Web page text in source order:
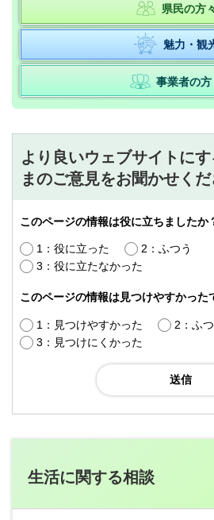
県民の方
魅力・観
事業者の方
より良いウェブサイトに
まのご意見をお聞かせく
このページの情報は役に立ちましたか
1：役に立った
2：ふつう
3：役に立たなかった
このページの情報は見つけやすかった
1：見つけやすかった
2：ふ
3：見つけにくかった
生活に関する相談